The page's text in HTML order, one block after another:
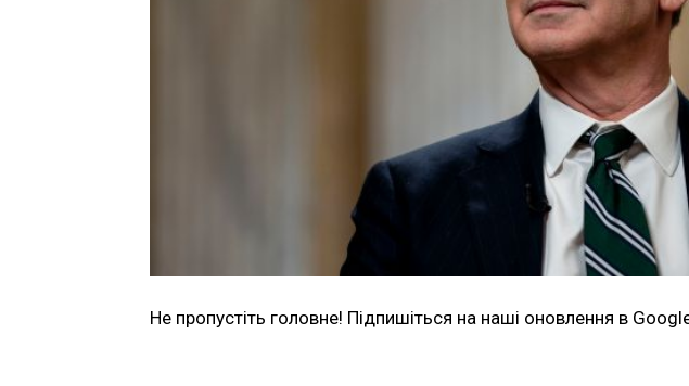
Не пропустіть головне! Підпишіться на наші оновлення в